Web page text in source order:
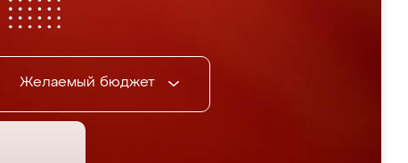
Желаемый бюджет